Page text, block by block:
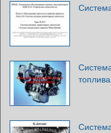
топлива